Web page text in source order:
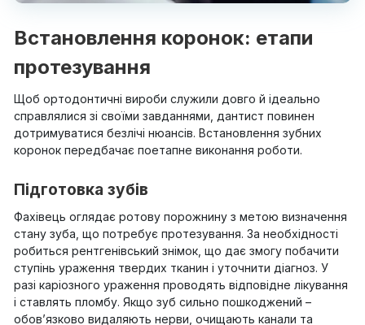
Встановлення коронок: етапи
протезування
Щоб ортодонтичні вироби служили довго й ідеально
справлялися зі своїми завданнями, дантист повинен
дотримуватися безлічі нюансів. Встановлення зубних
коронок передбачає поетапне виконання роботи.
Підготовка зубів
Фахівець оглядає ротову порожнину з метою визначення
стану зуба, що потребує протезування. За необхідності
робиться рентгенівський знімок, що дає змогу побачити
ступінь ураження твердих тканин і уточнити діагноз. У
разі каріозного ураження проводять відповідне лікування
і ставлять пломбу. Якщо зуб сильно пошкоджений –
обов’язково видаляють нерви, очищають канали та